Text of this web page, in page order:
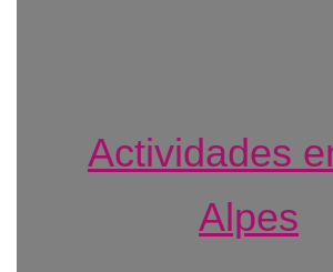
Actividades
Alpes